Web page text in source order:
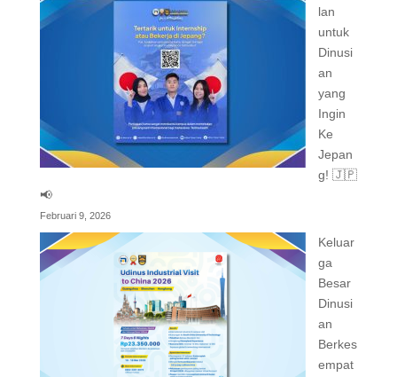
lan
untuk
Dinusi
an
yang
Ingin
Ke
Jepan
g! 🇯🇵
📢
Februari 9, 2026
Keluar
ga
Besar
Dinusi
an
Berkes
empat